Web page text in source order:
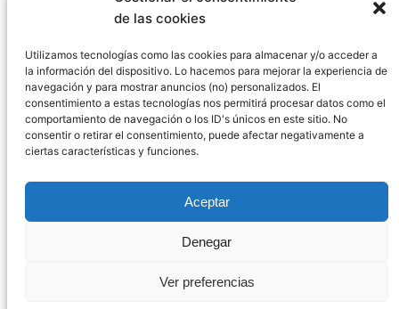
de las cookies
Utilizamos tecnologías como las cookies para almacenar y/o acceder a
la información del dispositivo. Lo hacemos para mejorar la experiencia de
navegación y para mostrar anuncios (no) personalizados. El
consentimiento a estas tecnologías nos permitirá procesar datos como el
comportamiento de navegación o los ID's únicos en este sitio. No
consentir o retirar el consentimiento, puede afectar negativamente a
ciertas características y funciones.
Aceptar
Denegar
Ver preferencias
info@empleosanitarioinvestigacion.es
Descargo de Responsabilidad
Declaración de Privacidad Política de cookies
WordPress
Página administrada por Javier Ripoll